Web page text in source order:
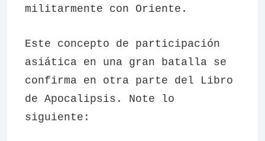
militarmente con Oriente.
Este concepto de participación
asiática en una gran batalla se
confirma en otra parte del Libro
de Apocalipsis. Note lo
siguiente: